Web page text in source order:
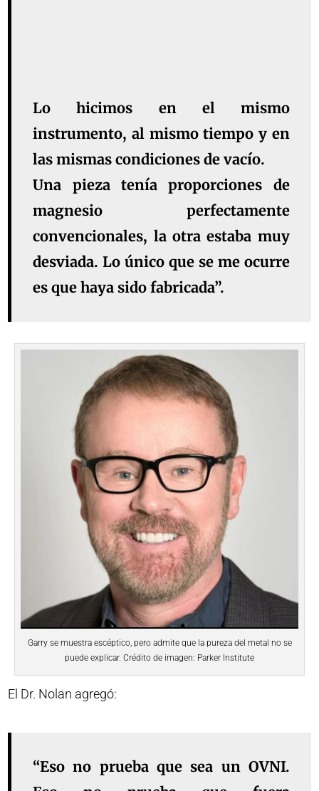
Lo hicimos en el mismo
instrumento, al mismo tiempo y en
las mismas condiciones de vacío.
Una pieza tenía proporciones de
magnesio perfectamente
convencionales, la otra estaba muy
desviada. Lo único que se me ocurre
es que haya sido fabricada”.
Garry se muestra escéptico, pero admite que la pureza del metal no se
puede explicar. Crédito de imagen: Parker Institute
El Dr. Nolan agregó:
“Eso no prueba que sea un OVNI.